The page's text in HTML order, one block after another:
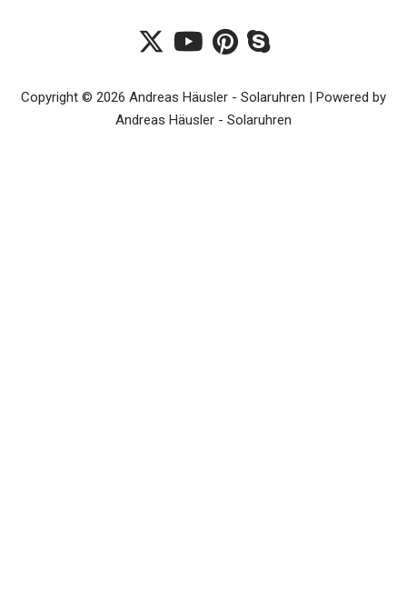
Copyright © 2026 Andreas Häusler - Solaruhren | Powered by
Andreas Häusler - Solaruhren